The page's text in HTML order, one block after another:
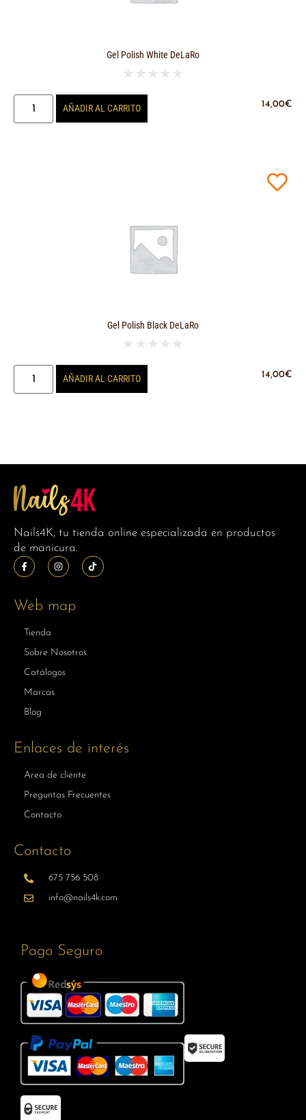
Gel Polish White DeLaRo
★ ★ ★ ★ ★
14,00€
AÑADIR AL CARRITO
Gel Polish Black DeLaRo
★ ★ ★ ★ ★
14,00€
AÑADIR AL CARRITO
Nails4K, tu tienda online especializada en productos
de manicura.
Web map
Tienda
Sobre Nosotros
Catálogos
Marcas
Blog
Enlaces de interés
Area de cliente
Preguntas Frecuentes
Contacto
Contacto
675 756 508
info@nails4k.com
Pago Seguro